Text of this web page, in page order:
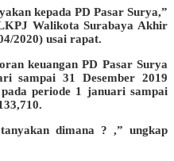
kepada PD Pasar Surya,”
Walikota Surabaya Akhir
2020) usai rapat.
keuangan PD Pasar Surya
sampai 31 Desember 2019
periode 1 januari sampai
dimana ? ,” ungkap